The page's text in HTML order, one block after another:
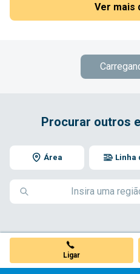
Ver mais
Procurar outros
Área Linha
Ligar